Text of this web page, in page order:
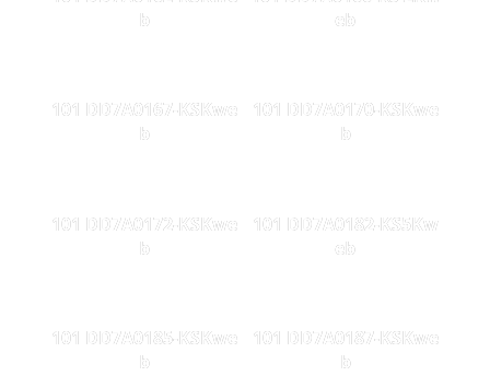
b
eb
101 DD7A0167-KSKwe
b
101 DD7A0170-KSKwe
b
101 DD7A0172-KSKwe
b
101 DD7A0182-KS5Kw
eb
101 DD7A0185-KSKwe
b
101 DD7A0187-KSKwe
b